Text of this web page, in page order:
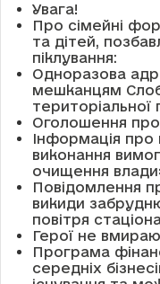
Увага!
Про сімейні
та дітей,
піклування:
Одноразова
мешканцям
територіальної
Оголошення
Інформація про
виконання
очищення
Повідомлення
викиди
повітря
Герої не
Програма
середніх